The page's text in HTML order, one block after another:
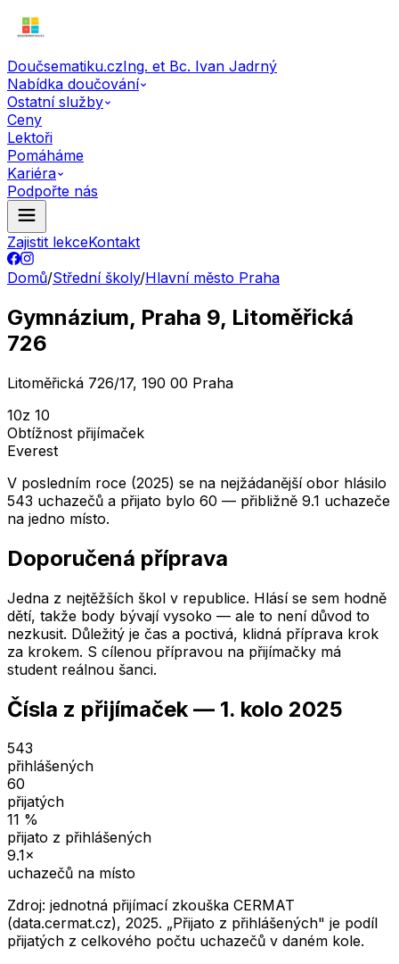
Doučsematiku.czIng. et Bc. Ivan Jadrný
Nabídka doučování
Ostatní služby
Ceny
Lektoři
Pomáháme
Kariéra
Podpořte nás
Zajistit lekceKontakt
Domů/Střední školy/Hlavní město Praha
Gymnázium, Praha 9, Litoměřická
726
Litoměřická 726/17, 190 00 Praha
10z 10
Obtížnost přijímaček
Everest
V posledním roce (2025) se na nejžádanější obor hlásilo
543 uchazečů a přijato bylo 60 — přibližně 9.1 uchazeče
na jedno místo.
Doporučená příprava
Jedna z nejtěžších škol v republice. Hlásí se sem hodně
dětí, takže body bývají vysoko — ale to není důvod to
nezkusit. Důležitý je čas a poctivá, klidná příprava krok
za krokem. S cílenou přípravou na přijímačky má
student reálnou šanci.
Čísla z přijímaček — 1. kolo 2025
543
přihlášených
60
přijatých
11 %
přijato z přihlášených
9.1×
uchazečů na místo
Zdroj: jednotná přijímací zkouška CERMAT
(data.cermat.cz), 2025. „Přijato z přihlášených" je podíl
přijatých z celkového počtu uchazečů v daném kole.